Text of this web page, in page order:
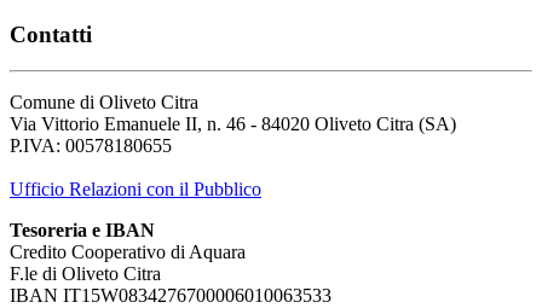
Contatti
Comune di Oliveto Citra
Via Vittorio Emanuele II, n. 46 - 84020 Oliveto Citra (SA)
P.IVA: 00578180655
Ufficio Relazioni con il Pubblico
Tesoreria e IBAN
Credito Cooperativo di Aquara
F.le di Oliveto Citra
IBAN IT15W0834276700006010063533